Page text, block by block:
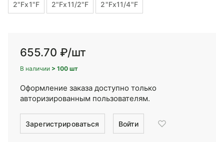
2"Fx1"F 2"Fx11/2"F 2"Fx11/4"F
655.70 ₽/шт
В наличии > 100 шт
Оформление заказа доступно только
авторизированным пользователям.
Зарегистрироваться Войти